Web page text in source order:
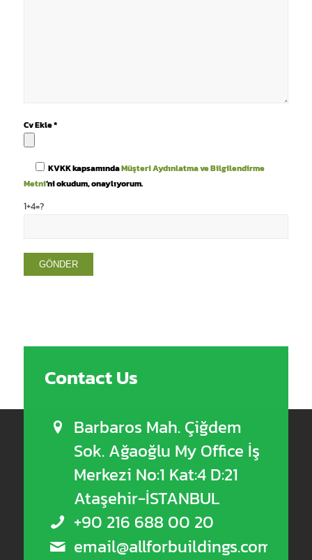
Cv Ekle *
KVKK kapsamındaMüşteri Aydınlatma ve Bilgilendirme
Metni’ni okudum, onaylıyorum.
1+4=?
Contact Us
Barbaros Mah. Çiğdem
Sok. Ağaoğlu My Office İş
Merkezi No:1 Kat:4 D:21
Ataşehir-İSTANBUL
+90 216 688 00 20
email@allforbuildings.com